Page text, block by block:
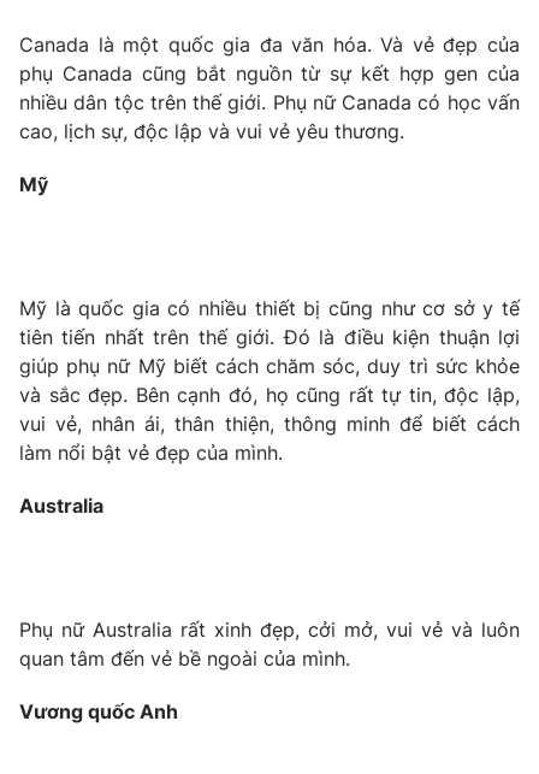
Canada là một quốc gia đa văn hóa. Và vẻ đẹp của
phụ Canada cũng bắt nguồn từ sự kết hợp gen của
nhiều dân tộc trên thế giới. Phụ nữ Canada có học vấn
cao, lịch sự, độc lập và vui vẻ yêu thương.
Mỹ
Mỹ là quốc gia có nhiều thiết bị cũng như cơ sở y tế
tiên tiến nhất trên thế giới. Đó là điều kiện thuận lợi
giúp phụ nữ Mỹ biết cách chăm sóc, duy trì sức khỏe
và sắc đẹp. Bên cạnh đó, họ cũng rất tự tin, độc lập,
vui vẻ, nhân ái, thân thiện, thông minh để biết cách
làm nổi bật vẻ đẹp của mình.
Australia
Phụ nữ Australia rất xinh đẹp, cởi mở, vui vẻ và luôn
quan tâm đến vẻ bề ngoài của mình.
Vương quốc Anh